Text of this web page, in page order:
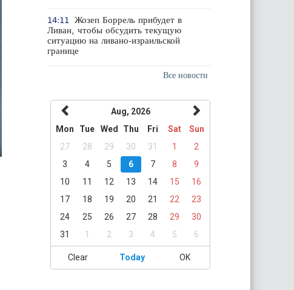
14:11
Жозеп Боррель прибудет в
Ливан, чтобы обсудить текущую
ситуацию на ливано-израильской
границе
Все новости
Aug, 2026
Mon
Tue Wed Thu Fri Sat
Sun
27
28 29 30 31 1
2
3
4 5 6 7 8
9
10
11 12 13 14 15
16
17
18 19 20 21 22
23
24
25 26 27 28 29
30
31
1 2 3 4 5 6
Clear Today OK